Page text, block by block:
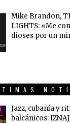
Mike Brandon,
LIGHTS: «Me
dioses por un
Jazz, cubanía y
balcánicos: